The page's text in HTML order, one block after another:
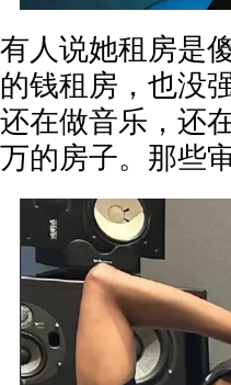
有人说她租房是
的钱租房，也没
还在做音乐，还
万的房子。那些